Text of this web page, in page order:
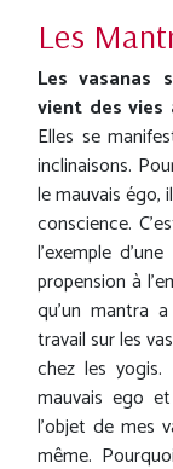
Les
Les vasanas
vient des
Elles se
inclinaisons.
le mauvais égo,
conscience.
l'exemple
propension à
qu'un mantra
travail sur les
chez les
mauvais ego
l'objet de mes
même.